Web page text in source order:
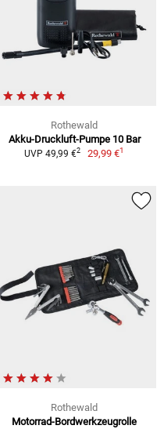
Rothewald
Akku-Druckluft-Pumpe 10 Bar
UVP 49,99 €2 29,99 €1
Rothewald
Motorrad-Bordwerkzeugrolle